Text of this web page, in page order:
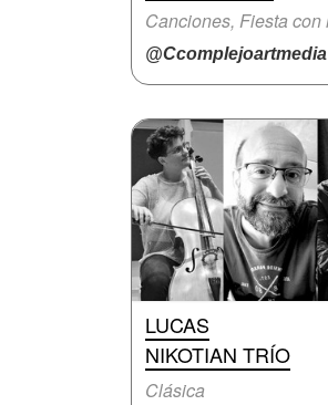
@Ccomplejoartmedia
LUCAS
NIKOTIAN TRÍO
Clásica